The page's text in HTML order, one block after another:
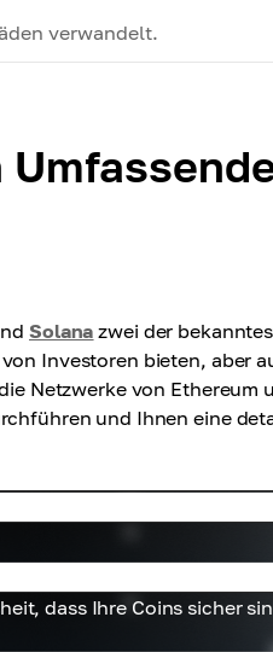
verwandelt.
Solana zwei der
Investoren bieten, aber
Netzwerke von Ethereum
und Ihnen eine
dass Ihre Coins sicher